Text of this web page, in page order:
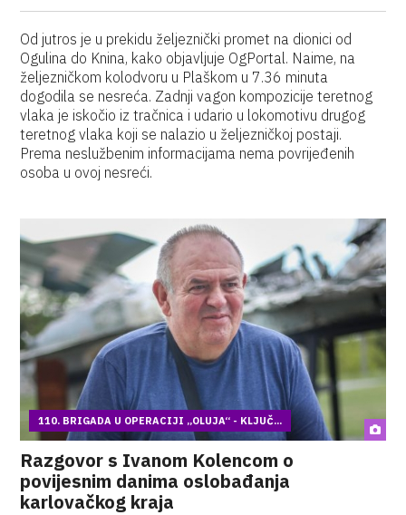
Od jutros je u prekidu željeznički promet na dionici od
Ogulina do Knina, kako objavljuje OgPortal. Naime, na
željezničkom kolodvoru u Plaškom u 7.36 minuta
dogodila se nesreća. Zadnji vagon kompozicije teretnog
vlaka je iskočio iz tračnica i udario u lokomotivu drugog
teretnog vlaka koji se nalazio u željezničkoj postaji.
Prema neslužbenim informacijama nema povrijeđenih
osoba u ovoj nesreći.
110. BRIGADA U OPERACIJI „OLUJA“ - KLJUČ...
Razgovor s Ivanom Kolencom o
povijesnim danima oslobađanja
karlovačkog kraja